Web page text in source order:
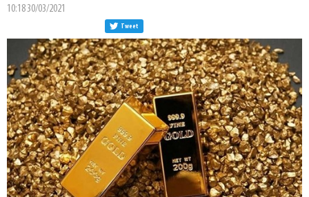
10:18 30/03/2021
Tweet